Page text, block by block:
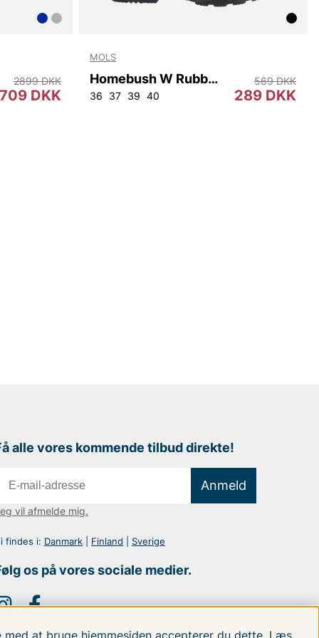
96 100 104 108
709 DKK
2899 DKK
MOLS
Homebush W Rubber Boot
36 37 39 40 289 DKK
569 DKK
alle vores kommende tilbud direkte!
Anmeld
vil afmelde mig.
findes i: Danmark| Finland Sverige
os på vores sociale medier.
at bruge hjemmesiden accepterer du dette. Læs